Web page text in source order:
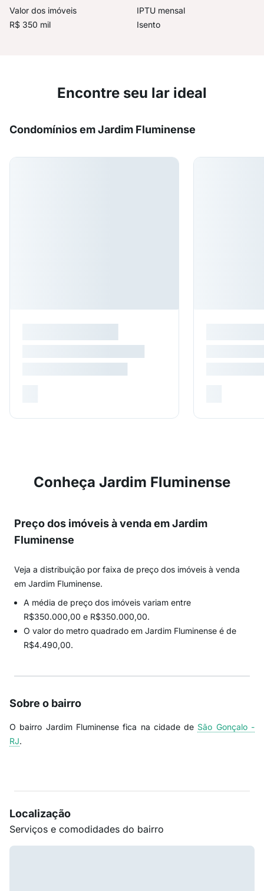
Valor dos imóveis
R$ 350 mil
IPTU mensal
Isento
Encontre seu lar ideal
Condomínios em Jardim Fluminense
Conheça Jardim Fluminense
Preço dos imóveis à venda em Jardim
Fluminense
Veja a distribuição por faixa de preço dos imóveis à venda
em Jardim Fluminense.
A média de preço dos imóveis variam entre
R$350.000,00 e R$350.000,00.
O valor do metro quadrado em Jardim Fluminense é de
R$4.490,00.
Sobre o bairro
O bairro Jardim Fluminense fica na cidade de São Gonçalo -
RJ.
Localização
Serviços e comodidades do bairro